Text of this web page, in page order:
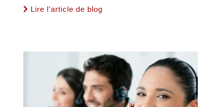
Lire l'article de blog